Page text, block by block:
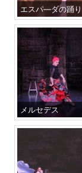
エスパ―ダの踊り
メルセデス